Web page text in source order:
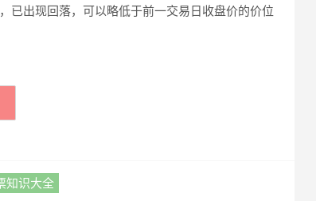
已出现回落，可以略低于前一交易日收盘价的价位
知识大全